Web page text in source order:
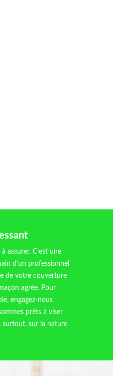
assurer. C’est une
d’un professionnel
de votre couverture
agrée. Pour
engagez-nous
prêts à viser
sur la nature